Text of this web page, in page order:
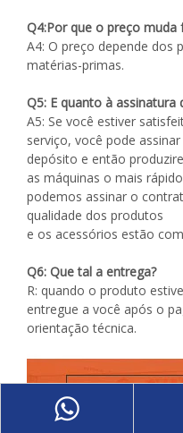
Q4:Por que o preço muda
A4: O preço depende dos
matérias-primas.
Q5: E quanto à assinatura
A5: Se você estiver
serviço, você pode
depósito e então
as máquinas o mais
podemos assinar o
qualidade dos produtos
e os acessórios estão
Q6: Que tal a entrega?
R: quando o produto
entregue a você após o
orientação técnica.